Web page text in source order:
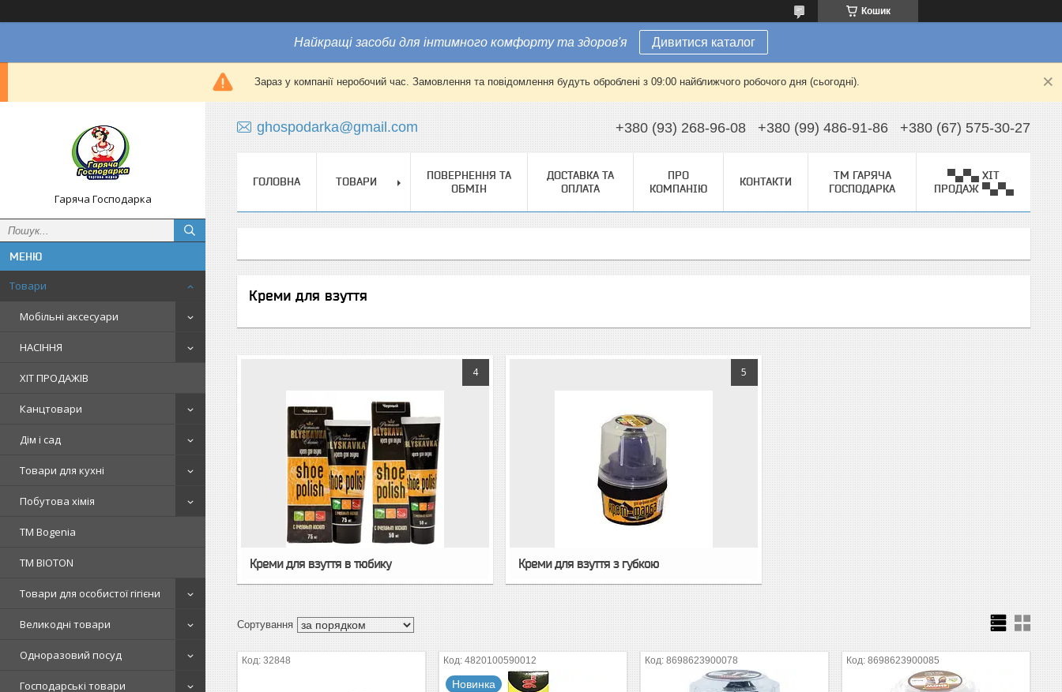
Кошик
Найкращі засоби для інтимного комфорту та здоров'я Дивитися каталог
Зараз у компанії неробочий час. Замовлення та повідомлення будуть оброблені з 09:00 найближчого робочого дня (сьогодні).
Гаряча Господарка
Товари
Мобільні аксесуари
НАСІННЯ
ХІТ ПРОДАЖІВ
Канцтовари
Дім і сад
Товари для кухні
Побутова хімія
ТМ Bogenia
ТМ BIOTON
Товари для особистої гігієни
Великодні товари
Одноразовий посуд
Господарські товари
ghospodarka@gmail.com +380 (93) 268-96-08 +380 (99) 486-91-86 +380 (67) 575-30-27
ГОЛОВНА ТОВАРИ
ПОВЕРНЕННЯ ТА
ОБМІН
ДОСТАВКА ТА
ОПЛАТА
ПРО
КОМПАНІЮ
КОНТАКТИ
ТМ ГАРЯЧА
ГОСПОДАРКА
▀▄▀▄ ХІТ
ПРОДАЖ ▀▄▀▄
Креми для взуття
4
Креми для взуття в тюбику
5
Креми для взуття з губкою
32848 4820100590012
Новинка
8698623900078 8698623900085